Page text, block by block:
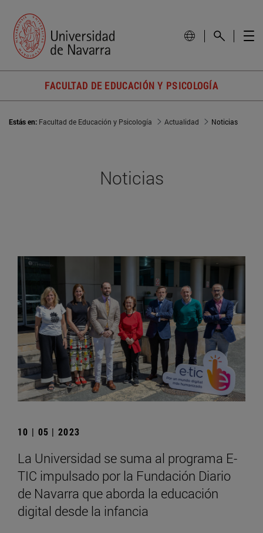
FACULTAD DE EDUCACIÓN Y PSICOLOGÍA
Estás en: Facultad de Educación y Psicología Actualidad Noticias
Noticias
10 | 05 | 2023
La Universidad se suma al programa E-
TIC impulsado por la Fundación Diario
de Navarra que aborda la educación
digital desde la infancia